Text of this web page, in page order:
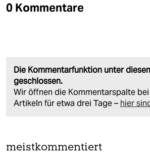
0 Kommentare
Die Kommentarfunktion unter
geschlossen.
Wir öffnen die Kommentarspalte
Artikeln für etwa drei Tage – hier
meistkommentiert